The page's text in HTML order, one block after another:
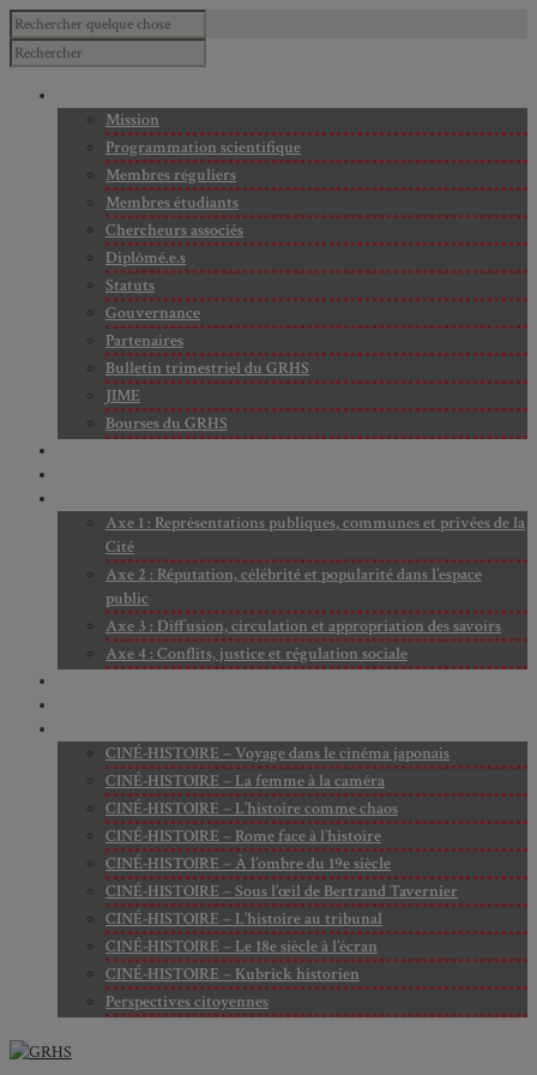
Mission
Programmation scientifique
Membres réguliers
Membres étudiants
Chercheurs associés
Diplômé.e.s
Statuts
Gouvernance
Partenaires
Bulletin trimestriel du GRHS
JIME
Bourses du GRHS
Axe 1 : Représentations publiques, communes et privées de la
Cité
Axe 2 : Réputation, célébrité et popularité dans l’espace
public
Axe 3 : Diffusion, circulation et appropriation des savoirs
Axe 4 : Conflits, justice et régulation sociale
CINÉ-HISTOIRE – Voyage dans le cinéma japonais
CINÉ-HISTOIRE – La femme à la caméra
CINÉ-HISTOIRE – L’histoire comme chaos
CINÉ-HISTOIRE – Rome face à l’histoire
CINÉ-HISTOIRE – À l’ombre du 19e siècle
CINÉ-HISTOIRE – Sous l’œil de Bertrand Tavernier
CINÉ-HISTOIRE – L’histoire au tribunal
CINÉ-HISTOIRE – Le 18e siècle à l’écran
CINÉ-HISTOIRE – Kubrick historien
Perspectives citoyennes